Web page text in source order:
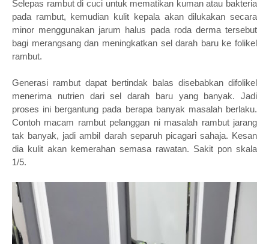
Selepas rambut di cuci untuk mematikan kuman atau bakteria
pada rambut, kemudian kulit kepala akan dilukakan secara
minor menggunakan jarum halus pada roda derma tersebut
bagi merangsang dan meningkatkan sel darah baru ke folikel
rambut.
Generasi rambut dapat bertindak balas disebabkan difolikel
menerima nutrien dari sel darah baru yang banyak. Jadi
proses ini bergantung pada berapa banyak masalah berlaku.
Contoh macam rambut pelanggan ni masalah rambut jarang
tak banyak, jadi ambil darah separuh picagari sahaja. Kesan
dia kulit akan kemerahan semasa rawatan. Sakit pon skala
1/5.